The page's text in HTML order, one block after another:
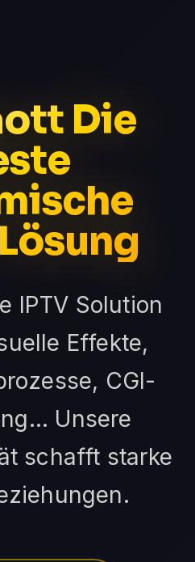
Die
IPTV Solution
Effekte,
CGI-
Unsere
schafft starke